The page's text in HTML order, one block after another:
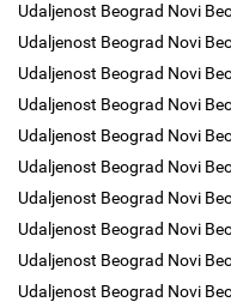
Udaljenost Beograd Novi
Udaljenost Beograd Novi
Udaljenost Beograd Novi
Udaljenost Beograd Novi
Udaljenost Beograd Novi
Udaljenost Beograd Novi
Udaljenost Beograd Novi
Udaljenost Beograd Novi
Udaljenost Beograd Novi
Udaljenost Beograd Novi